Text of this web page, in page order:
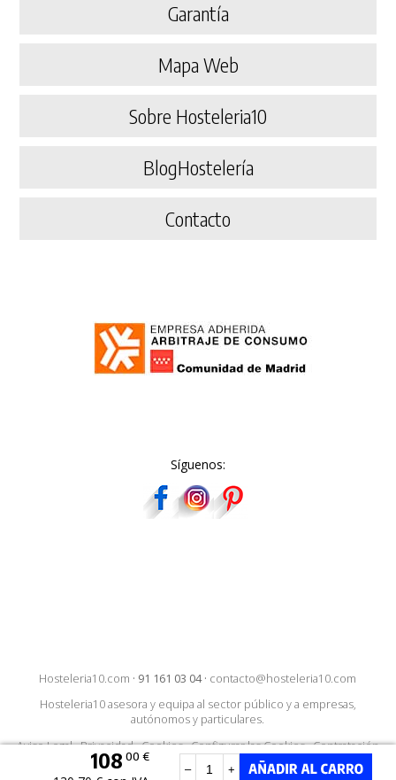
108 00 €
– +
Garantía
Mapa Web
Sobre Hosteleria10
BlogHostelería
Contacto
Síguenos:
Hosteleria10.com · 91 161 03 04· contacto@hosteleria10.com
Hosteleria10 asesora y equipa al sector público y a empresas,
autónomos y particulares.
Aviso Legal·Privacidad·Cookies·Configurar las Cookies·Contratación